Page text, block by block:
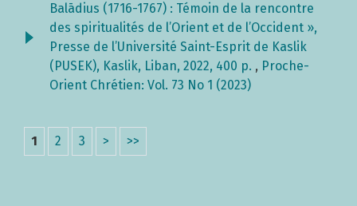
Balādius (1716-1767) : Témoin de la rencontre
des spiritualités de l’Orient et de l’Occident »,
Presse de l’Université Saint-Esprit de Kaslik
(PUSEK), Kaslik, Liban, 2022, 400 p. , Proche-
Orient Chrétien: Vol. 73 No 1 (2023)
1 2 3 > >>